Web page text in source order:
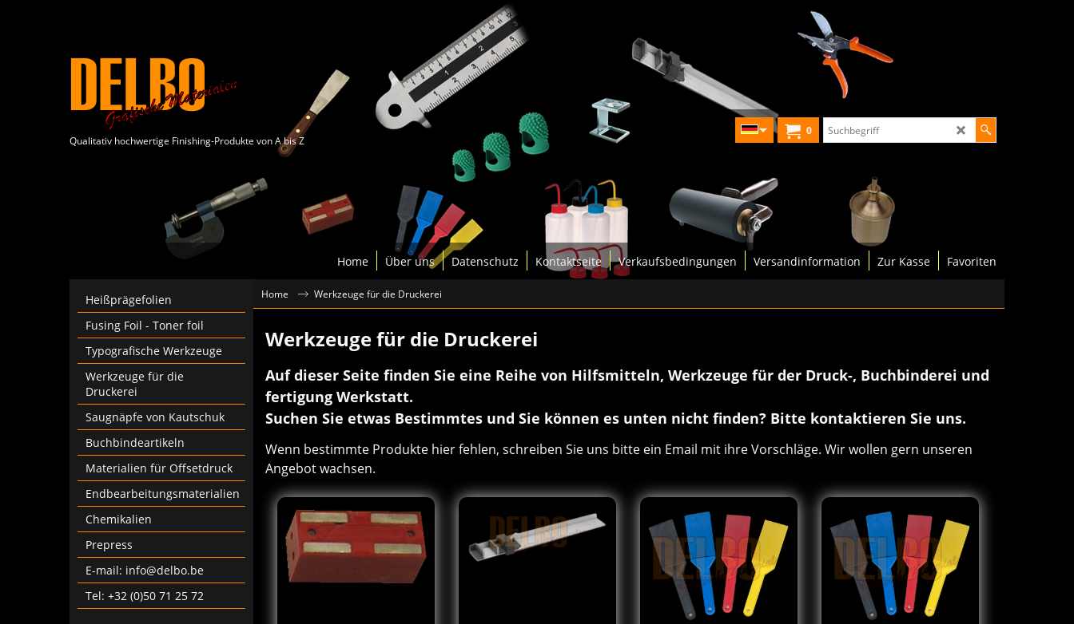
Qualitativ hochwertige Finishing-Produkte von A bis Z
0
Home Über uns Datenschutz Kontaktseite Verkaufsbedingungen Versandinformation Zur Kasse Favoriten
Heißprägefolien
Fusing Foil - Toner foil
Typografische Werkzeuge
Werkzeuge für die
Druckerei
Saugnäpfe von Kautschuk
Buchbindeartikeln
Materialien für Offsetdruck
Endbearbeitungsmaterialien
Chemikalien
Prepress
E-mail: info@delbo.be
Tel: +32 (0)50 71 25 72
Home Werkzeuge für die Druckerei
Werkzeuge für die Druckerei
Auf dieser Seite finden Sie eine Reihe von Hilfsmitteln, Werkzeuge für der Druck-, Buchbinderei und
fertigung Werkstatt.
Suchen Sie etwas Bestimmtes und Sie können es unten nicht finden? Bitte kontaktieren Sie uns.
Wenn bestimmte Produkte hier fehlen, schreiben Sie uns bitte ein Email mit ihre Vorschläge. Wir wollen gern unseren
Angebot wachsen.